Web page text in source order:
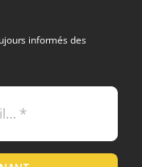
informés des